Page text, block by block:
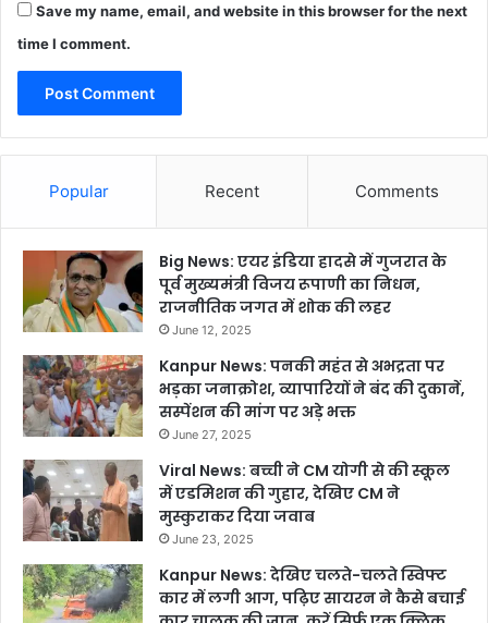
Save my name, email, and website in this browser for the next
time I comment.
Popular Recent Comments
Big News: एयर इंडिया हादसे में गुजरात के
पूर्व मुख्यमंत्री विजय रूपाणी का निधन,
राजनीतिक जगत में शोक की लहर
June 12, 2025
Kanpur News: पनकी महंत से अभद्रता पर
भड़का जनाक्रोश, व्यापारियों ने बंद की दुकानें,
सस्पेंशन की मांग पर अड़े भक्त
June 27, 2025
Viral News: बच्ची ने CM योगी से की स्कूल
में एडमिशन की गुहार, देखिए CM ने
मुस्कुराकर दिया जवाब
June 23, 2025
Kanpur News: देखिए चलते-चलते स्विफ्ट
कार में लगी आग, पढ़िए सायरन ने कैसे बचाई